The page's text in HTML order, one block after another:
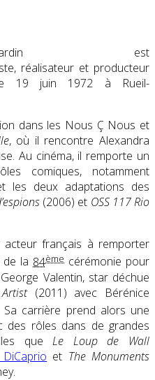
est
réalisateur et producteur
19 juin 1972 à Rueil-
dans les Nous Ç Nous et
, où il rencontre Alexandra
Au cinéma, il remporte un
comiques, notamment
les deux adaptations des
(2006) et OSS 117Rio
acteur français à remporter
de la 84ème cérémonie pour
Valentin, star déchue
(2011) avec Bérénice
Sa carrière prend alors une
des rôles dans de grandes
queLe Loup de Wall
et The Monuments